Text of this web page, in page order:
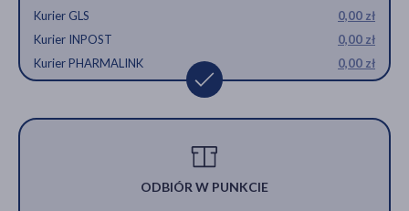
Kurier GLS
0,00 zł
Kurier INPOST
0,00 zł
Kurier PHARMALINK
0,00 zł
ODBIÓR W PUNKCIE